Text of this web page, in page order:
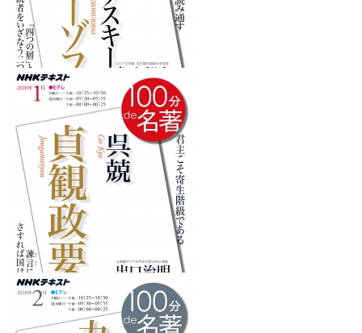
『カラマーゾフの兄弟』
を読みたくなるフレーズ